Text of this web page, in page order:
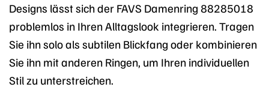
Designs lässt sich der FAVS Damenring 88285018
problemlos in Ihren Alltagslook integrieren. Tragen
Sie ihn solo als subtilen Blickfang oder kombinieren
Sie ihn mit anderen Ringen, um Ihren individuellen
Stil zu unterstreichen.